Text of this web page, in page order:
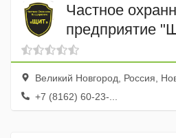
Частное
предприятие
Великий Новгород, Россия, Новгородская область, г.
+7 (8162) 60-23-...